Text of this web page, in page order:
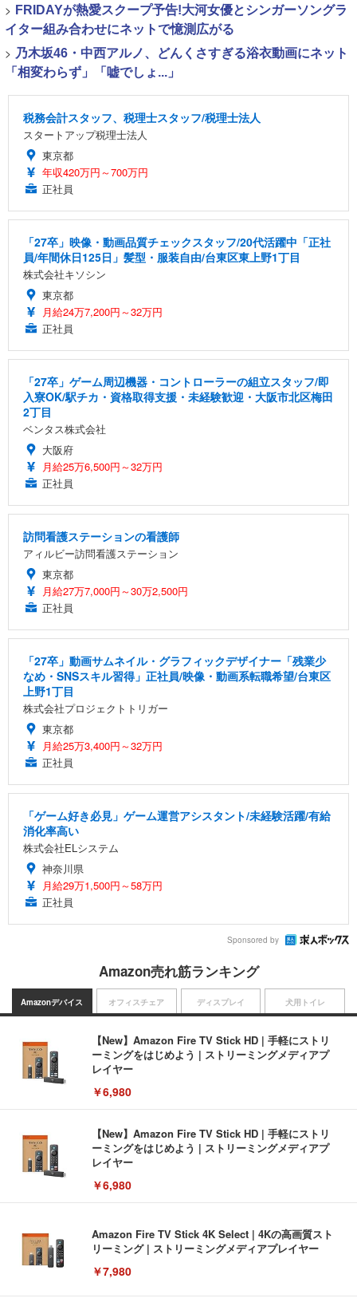
> FRIDAYが熱愛スクープ予告!大河女優とシンガーソングラ
イター組み合わせにネットで憶測広がる
> 乃木坂46・中西アルノ、どんくさすぎる浴衣動画にネット
「相変わらず」「嘘でしょ...」
税務会計スタッフ、税理士スタッフ/税理士法人
スタートアップ税理士法人
東京都
年収420万円～700万円
正社員
「27卒」映像・動画品質チェックスタッフ/20代活躍中「正社
員/年間休日125日」髪型・服装自由/台東区東上野1丁目
株式会社キソシン
東京都
月給24万7,200円～32万円
正社員
「27卒」ゲーム周辺機器・コントローラーの組立スタッフ/即
入寮OK/駅チカ・資格取得支援・未経験歓迎・大阪市北区梅田
2丁目
ベンタス株式会社
大阪府
月給25万6,500円～32万円
正社員
訪問看護ステーションの看護師
アィルビー訪問看護ステーション
東京都
月給27万7,000円～30万2,500円
正社員
「27卒」動画サムネイル・グラフィックデザイナー「残業少
なめ・SNSスキル習得」正社員/映像・動画系転職希望/台東区
上野1丁目
株式会社プロジェクトトリガー
東京都
月給25万3,400円～32万円
正社員
「ゲーム好き必見」ゲーム運営アシスタント/未経験活躍/有給
消化率高い
株式会社ELシステム
神奈川県
月給29万1,500円～58万円
正社員
Sponsored by
Amazon売れ筋ランキング
Amazonデバイス
【New】Amazon Fire TV Stick HD | 手軽にストリ
ーミングをはじめよう | ストリーミングメディアプ
レイヤー
￥6,980
【New】Amazon Fire TV Stick HD | 手軽にストリ
ーミングをはじめよう | ストリーミングメディアプ
レイヤー
￥6,980
Amazon Fire TV Stick 4K Select | 4Kの高画質スト
リーミング | ストリーミングメディアプレイヤー
￥7,980
オフィスチェア ディスプレイ 犬用トイレ